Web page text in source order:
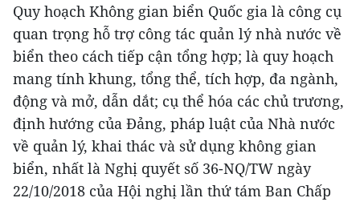
Quy hoạch Không gian biển Quốc gia là công cụ
quan trọng hỗ trợ công tác quản lý nhà nước về
biển theo cách tiếp cận tổng hợp; là quy hoạch
mang tính khung, tổng thể, tích hợp, đa ngành,
động và mở, dẫn dắt; cụ thể hóa các chủ trương,
định hướng của Đảng, pháp luật của Nhà nước
về quản lý, khai thác và sử dụng không gian
biển, nhất là Nghị quyết số 36-NQ/TW ngày
22/10/2018 của Hội nghị lần thứ tám Ban Chấp